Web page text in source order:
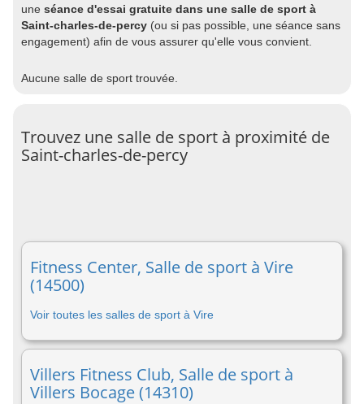
une séance d'essai gratuite dans une salle de sport à
Saint-charles-de-percy (ou si pas possible, une séance sans
engagement) afin de vous assurer qu'elle vous convient.
Aucune salle de sport trouvée.
Trouvez une salle de sport à proximité de
Saint-charles-de-percy
Fitness Center, Salle de sport à Vire
(14500)
Voir toutes les salles de sport à Vire
Villers Fitness Club, Salle de sport à
Villers Bocage (14310)